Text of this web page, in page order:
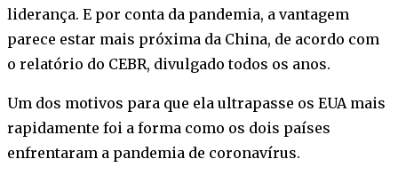
liderança. E por conta da pandemia, a vantagem
parece estar mais próxima da China, de acordo com
o relatório do CEBR, divulgado todos os anos.
Um dos motivos para que ela ultrapasse os EUA mais
rapidamente foi a forma como os dois países
enfrentaram a pandemia de coronavírus.